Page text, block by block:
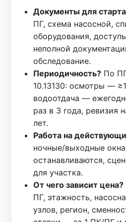
Документы для
ПГ, схема насосной,
оборудования,
неполной
обследование.
Периодичность? По
10.13130: осмотры —
водоотдача —
раз в 3 года, ревизия
лет.
Работа на
ночные/выходные
останавливаются,
для участка.
От чего зависит цена?
ПГ, этажность,
узлов, регион,